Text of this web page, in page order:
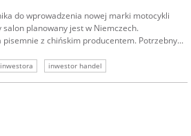
do wprowadzenia nowej marki motocykli
planowany jest w Niemczech.
pisemnie z chińskim producentem. Potrzebny...
inwestor handel
do handlu